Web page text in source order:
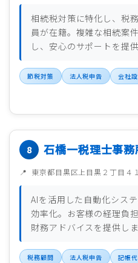
相続税対策に特化し、税
員が在籍。複雑な相続案
し、安心のサポートを提供
節税対策 法人税申告 会社
石橋一税理士事務
東京都目黒区上目黒２丁目４
AIを活用した自動化シス
効率化。お客様の経理負
財務アドバイスを提供しま
税務顧問 法人税申告 記帳